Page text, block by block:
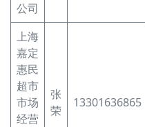
公司
上海
嘉定
惠民
超市
市场
经营
张
荣
13301636865